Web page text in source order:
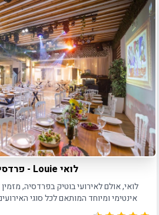
לואי Louie - פרדסיה
אינטימי ומיוחד המותאם לכל סוגי
כאחד, עד 160 איש בישיבה ו- 250 איש באירועי קוקטייל.